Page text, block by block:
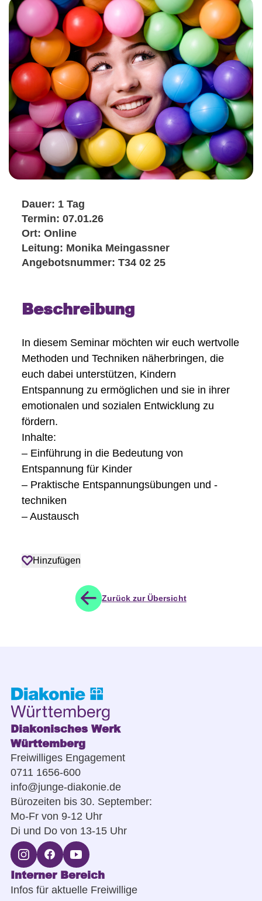
Dauer: 1 Tag
Termin: 07.01.26
Ort: Online
Leitung: Monika Meingassner
Angebotsnummer: T34 02 25
Beschreibung
In diesem Seminar möchten wir euch wertvolle
Methoden und Techniken näherbringen, die
euch dabei unterstützen, Kindern
Entspannung zu ermöglichen und sie in ihrer
emotionalen und sozialen Entwicklung zu
fördern.
Inhalte:
– Einführung in die Bedeutung von
Entspannung für Kinder
– Praktische Entspannungsübungen und -
techniken
– Austausch
Hinzufügen
Zurück zur Übersicht
Diakonisches Werk
Württemberg
Freiwilliges Engagement
0711 1656-600
info@junge-diakonie.de
Bürozeiten bis 30. September:
Mo-Fr von 9-12 Uhr
Di und Do von 13-15 Uhr
Interner Bereich
Infos für aktuelle Freiwillige